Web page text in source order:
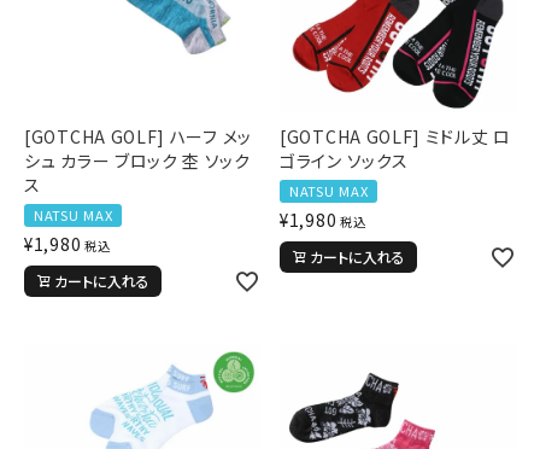
[GOTCHA GOLF] ハーフ メッ
シュ カラー ブロック 杢 ソック
ス
NATSU MAX
¥1,980 税込
カートに入れる
[GOTCHA GOLF] ミドル丈 ロ
ゴライン ソックス
NATSU MAX
¥1,980 税込
カートに入れる